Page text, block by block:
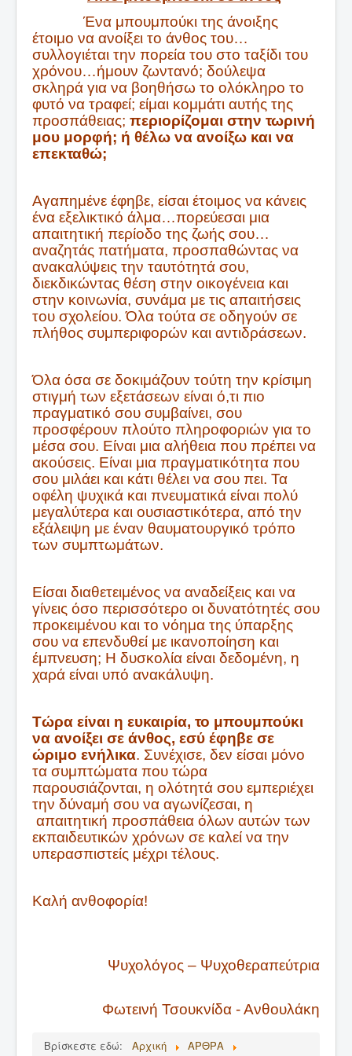
ΔΙΑΛΕΞΕΙΣ
ΕΚΔΟΣΕΙΣ
ΑΝΑΚΟΙΝΩΣΕΙΣ
ΕΠΙΚΟΙΝΩΝΙΑ
Συνεργαζόμενα Βιβλιοπωλεία
Ένα μπουμπούκι της άνοιξης
έτοιμο να ανοίξει το άνθος του…
συλλογιέται την πορεία του στο ταξίδι του
χρόνου…ήμουν ζωντανό; δούλεψα
σκληρά για να βοηθήσω το ολόκληρο το
φυτό να τραφεί; είμαι κομμάτι αυτής της
προσπάθειας; περιορίζομαι στην τωρινή
μου μορφή; ή θέλω να ανοίξω και να
επεκταθώ;
Αγαπημένε έφηβε, είσαι έτοιμος να κάνεις
ένα εξελικτικό άλμα…πορεύεσαι μια
απαιτητική περίοδο της ζωής σου…
αναζητάς πατήματα, προσπαθώντας να
ανακαλύψεις την ταυτότητά σου,
διεκδικώντας θέση στην οικογένεια και
στην κοινωνία, συνάμα με τις απαιτήσεις
του σχολείου. Όλα τούτα σε οδηγούν σε
πλήθος συμπεριφορών και αντιδράσεων.
Όλα όσα σε δοκιμάζουν τούτη την κρίσιμη
στιγμή των εξετάσεων είναι ό,τι πιο
πραγματικό σου συμβαίνει, σου
προσφέρουν πλούτο πληροφοριών για το
μέσα σου. Είναι μια αλήθεια που πρέπει να
ακούσεις. Είναι μια πραγματικότητα που
σου μιλάει και κάτι θέλει να σου πει. Τα
οφέλη ψυχικά και πνευματικά είναι πολύ
μεγαλύτερα και ουσιαστικότερα, από την
εξάλειψη με έναν θαυματουργικό τρόπο
των συμπτωμάτων.
Είσαι διαθετειμένος να αναδείξεις και να
γίνεις όσο περισσότερο οι δυνατότητές σου
προκειμένου και το νόημα της ύπαρξης
σου να επενδυθεί με ικανοποίηση και
έμπνευση; Η δυσκολία είναι δεδομένη, η
χαρά είναι υπό ανακάλυψη.
Τώρα είναι η ευκαιρία, το μπουμπούκι
να ανοίξει σε άνθος, εσύ έφηβε σε
ώριμο ενήλικα. Συνέχισε, δεν είσαι μόνο
τα συμπτώματα που τώρα
παρουσιάζονται, η ολότητά σου εμπεριέχει
την δύναμή σου να αγωνίζεσαι, η
απαιτητική προσπάθεια όλων αυτών των
εκπαιδευτικών χρόνων σε καλεί να την
υπερασπιστείς μέχρι τέλους.
Καλή ανθοφορία!
Ψυχολόγος – Ψυχοθεραπεύτρια
Φωτεινή Τσουκνίδα - Ανθουλάκη
Βρίσκεστε εδώ: Αρχική
ΑΡΘΡΑ